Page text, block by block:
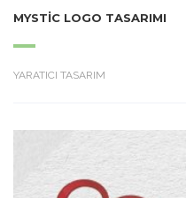
MYSTIC LOGO TASARIMI
YARATICI TASARIM